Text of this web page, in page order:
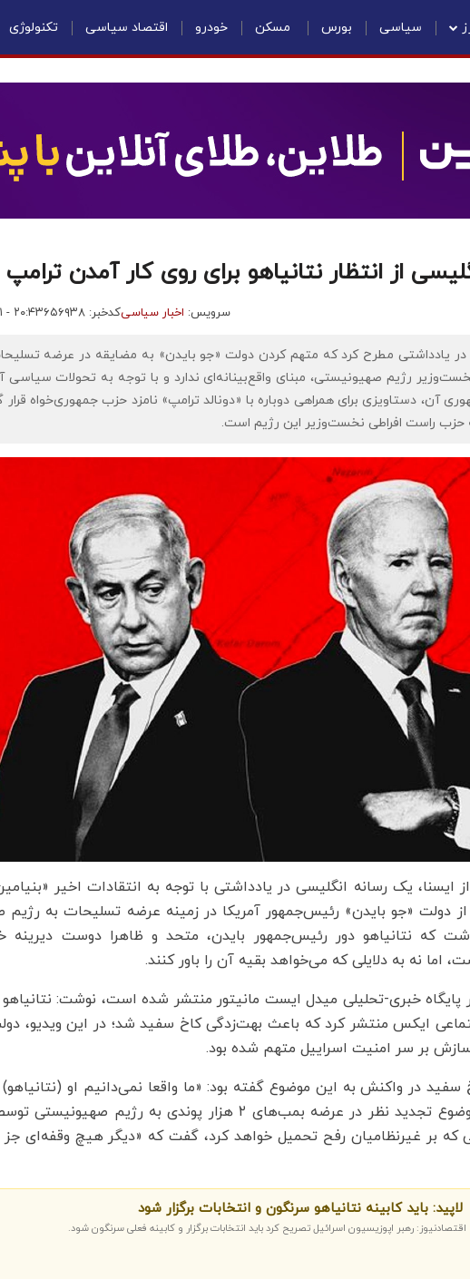
سیاسی بورس مسکن خودرو اقتصاد سیاسی تکنولوژی
از انتظار نتانیاهو برای روی کار آمدن ترامپ
سرویس: اخبار سیاسیکدخبر: ۶۵۶۹۳۸ ۱۴۰۳/
در یادداشتی مطرح کرد که متهم کردن دولت «جو بایدن» به مضایقه در عرضه
رژیم صهیونیستی، مبنای واقع‌بینانه‌ای ندارد و با توجه به تحولات سیاسی
آن، دستاویزی برای همراهی دوباره با «دونالد ترامپ» نامزد حزب جمهوری‌خواه
راست افراطی نخست‌وزیر این رژیم است.
ایسنا، یک رسانه انگلیسی در یادداشتی با توجه به انتقادات اخیر
دولت «جو بایدن» رئیس‌جمهور آمریکا در زمینه عرضه تسلیحات به رژیم
که نتانیاهو دور رئیس‌جمهور بایدن، متحد و ظاهرا دوست
اما نه به دلایلی که می‌خواهد بقیه آن را باور کنند.
ایکس منتشر کرد که باعث بهت‌زدگی کاخ سفید شد؛ در این ویدیو،
بر سر امنیت اسراییل متهم شده بود.
در واکنش به این موضوع گفته بود: «ما واقعا نمی‌دانیم او
می‌زند». او پس از اشاره به موضوع تجدید نظر در عرضه بمب‌های ۲ هزار پوندی به رژیم
که بر غیرنظامیان رفح تحمیل خواهد کرد، گفت که «دیگر هیچ وقفه‌ای جز
لاپید: باید کابینه نتانیاهو سرنگون و انتخابات برگزار شود
اقتصادنیوز: رهبر اپوزیسیون اسرائیل تصریح کرد باید انتخابات برگزار و کابینه فعلی سرنگون شود.